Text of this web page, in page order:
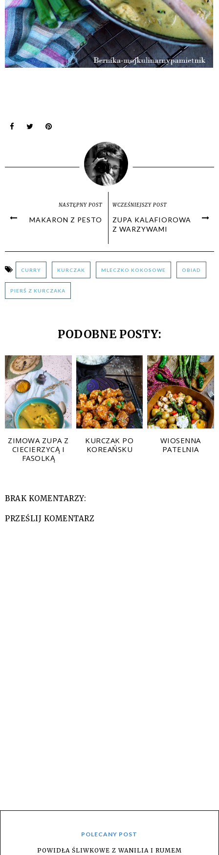
NASTĘPNY POST
MAKARON Z PESTO
WCZEŚNIEJSZY POST
ZUPA KALAFIOROWA
Z WARZYWAMI
CURRY KURCZAK MLECZKO KOKOSOWE OBIAD
PIERŚ Z KURCZAKA
PODOBNE POSTY:
ZIMOWA ZUPA Z
CIECIERZYCĄ I
FASOLKĄ
KURCZAK PO
KOREAŃSKU
WIOSENNA
PATELNIA
BRAK KOMENTARZY:
PRZEŚLIJ KOMENTARZ
POLECANY POST
POWIDŁA ŚLIWKOWE Z WANILIA I RUMEM